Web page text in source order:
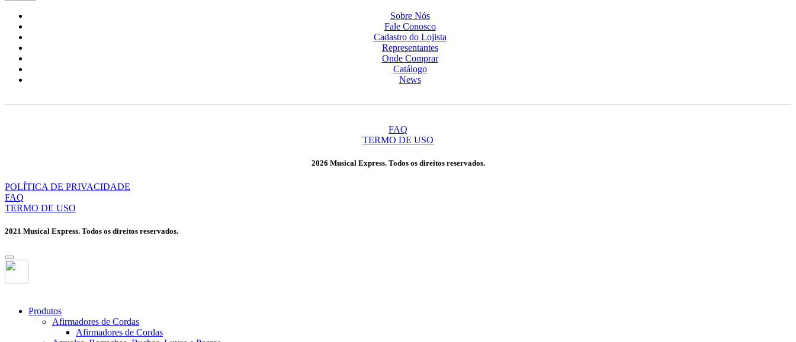
Sobre Nós
Fale Conosco
Cadastro do Lojista
Representantes
Onde Comprar
Catálogo
News
FAQ
TERMO DE USO
2026 Musical Express. Todos os direitos reservados.
POLÍTICA DE PRIVACIDADE
FAQ
TERMO DE USO
2021 Musical Express. Todos os direitos reservados.
Produtos
Afirmadores de Cordas
Afirmadores de Cordas